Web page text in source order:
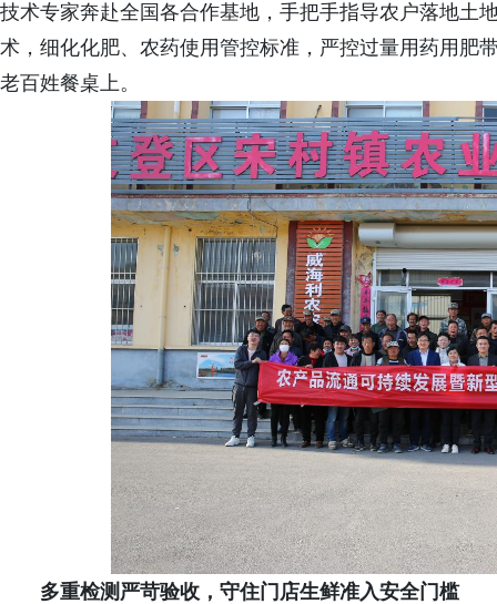
技术专家奔赴全国各合作基地，手把手指导农户落地土
术，细化化肥、农药使用管控标准，严控过量用药用肥
老百姓餐桌上。
多重检测严苛验收，守住门店生鲜准入安全门槛